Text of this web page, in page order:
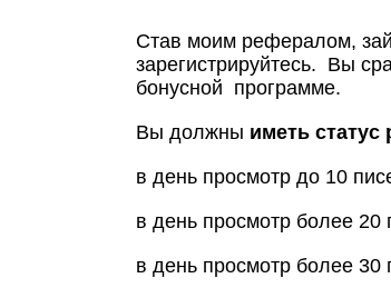
Став моим рефералом,
зарегистрируйтесь. Вы
бонусной программе.
Вы должны иметь статус
в день просмотр до 10
в день просмотр более
в день просмотр более